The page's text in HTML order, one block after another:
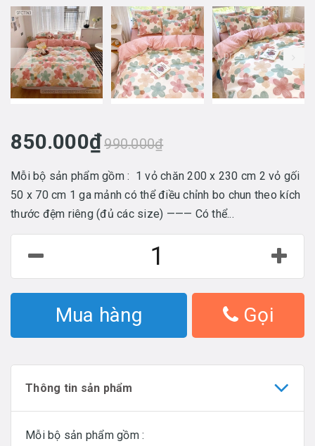
prev
850.000₫990.000₫
Mỗi bộ sản phẩm gồm : 1 vỏ chăn 200 x 230 cm 2 vỏ gối
50 x 70 cm 1 ga mảnh có thể điều chỉnh bo chun theo kích
thước đệm riêng (đủ các size) ——— Có thể...
Mua hàng Gọi
Thông tin sản phẩm
Mỗi bộ sản phẩm gồm :